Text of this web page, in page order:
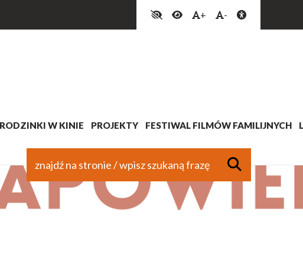
+ -
W KINIE PROJEKTY FESTIWAL FILMÓW FAMILIJNYCH